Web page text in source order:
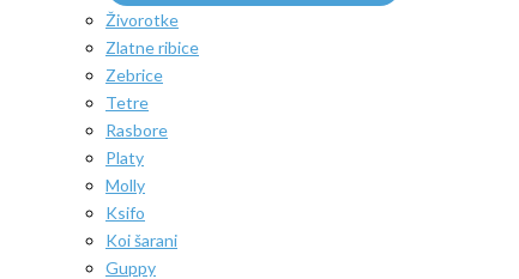
Živorotke
Zlatne ribice
Zebrice
Tetre
Rasbore
Platy
Molly
Ksifo
Koi šarani
Guppy